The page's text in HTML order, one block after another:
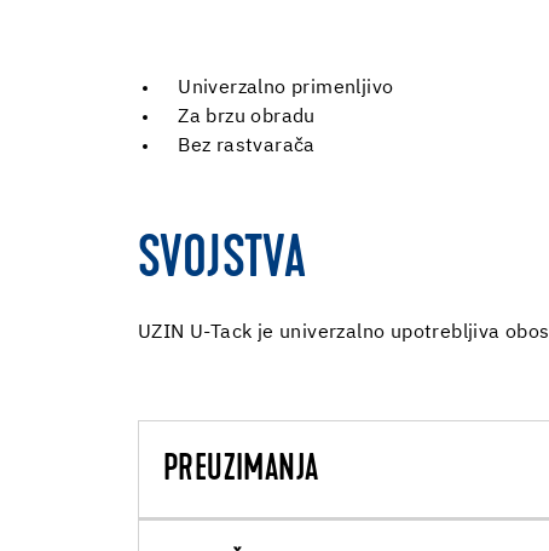
Univerzalno primenljivo
Za brzu obradu
Bez rastvarača
SVOJSTVA
UZIN U-Tack je univerzalno upotrebljiva
PREUZIMANJA